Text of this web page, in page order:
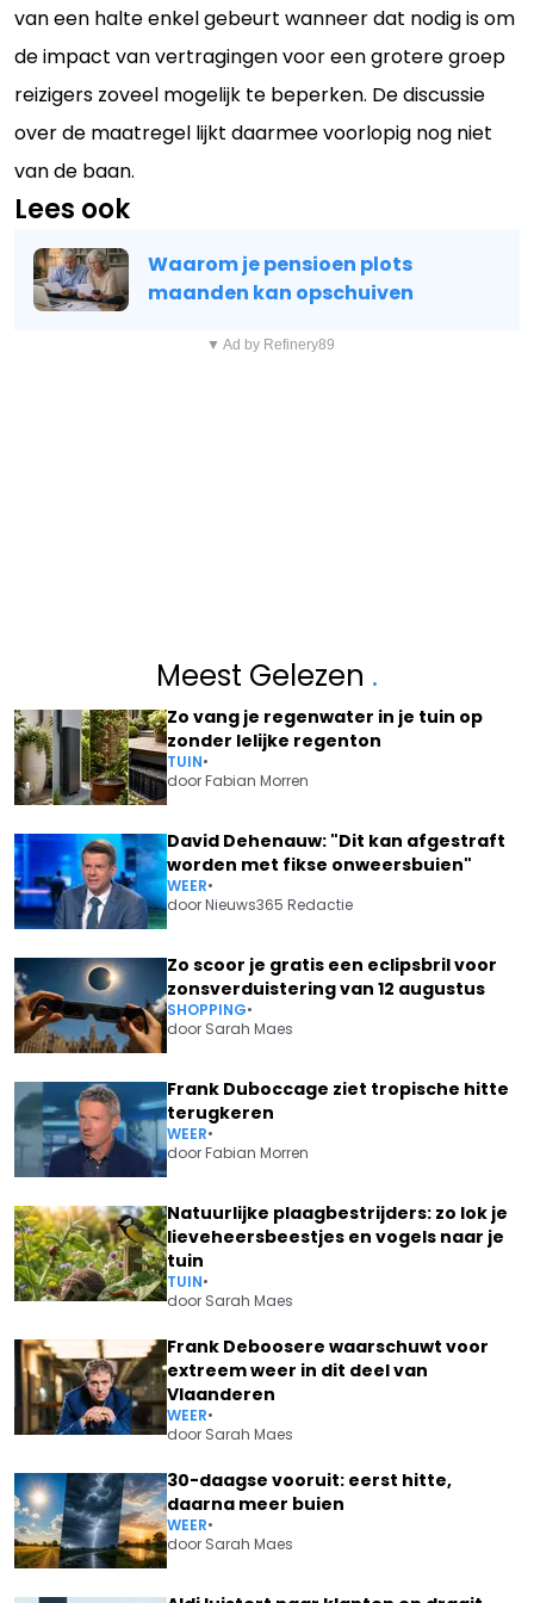
van een halte enkel gebeurt wanneer dat nodig is om
de impact van vertragingen voor een grotere groep
reizigers zoveel mogelijk te beperken. De discussie
over de maatregel lijkt daarmee voorlopig nog niet
van de baan.
Lees ook
Waarom je pensioen plots
maanden kan opschuiven
▼ Ad by Refinery89
Meest Gelezen .
Zo vang je regenwater in je tuin op
zonder lelijke regenton
TUIN•
doorFabian Morren
David Dehenauw: "Dit kan afgestraft
worden met fikse onweersbuien"
WEER•
doorNieuws365 Redactie
Zo scoor je gratis een eclipsbril voor
zonsverduistering van 12 augustus
SHOPPING•
door Sarah Maes
Frank Duboccage ziet tropische hitte
terugkeren
WEER•
doorFabian Morren
Natuurlijke plaagbestrijders: zo lok je
lieveheersbeestjes en vogels naar je
tuin
TUIN•
door Sarah Maes
Frank Deboosere waarschuwt voor
extreem weer in dit deel van
Vlaanderen
WEER•
door Sarah Maes
30-daagse vooruit: eerst hitte,
daarna meer buien
WEER•
door Sarah Maes